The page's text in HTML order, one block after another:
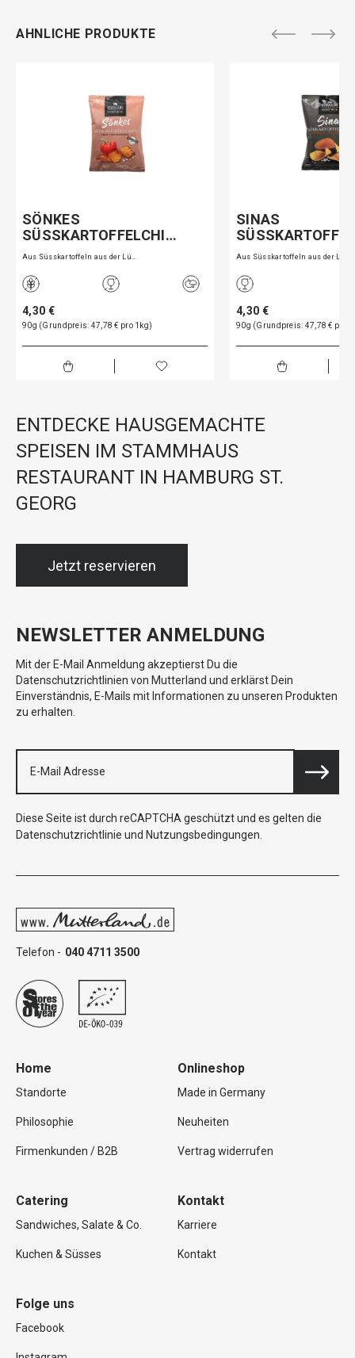
AHNLICHE PRODUKTE
SÖNKES
SÜSSKARTOFFELCHI…
Aus Süsskartoffeln aus der Lü…
4,30 €
90g (Grundpreis: 47,78 € pro 1kg)
SINAS
Aus Süsskartoffeln aus der Lü…
4,30 €
90g (Grundpreis: 47,78 € pro
ENTDECKE HAUSGEMACHTE
SPEISEN IM STAMMHAUS
RESTAURANT IN HAMBURG ST.
GEORG
Jetzt reservieren
NEWSLETTER ANMELDUNG
Mit der E-Mail Anmeldung akzeptierst Du die
Datenschutzrichtlinien von Mutterland und erklärst Dein
Einverständnis, E-Mails mit Informationen zu unseren Produkten
zu erhalten.
Diese Seite ist durch reCAPTCHA geschützt und es gelten die
Datenschutzrichtlinie und Nutzungsbedingungen
Telefon - 040 4711 3500
Home
Standorte
Philosophie
Firmenkunden / B2B
Onlineshop
Made in Germany
Neuheiten
Vertrag widerrufen
Catering
Sandwiches, Salate & Co.
Kuchen & Süsses
Kontakt
Karriere
Kontakt
Folge uns
Facebook